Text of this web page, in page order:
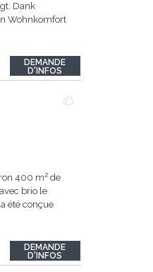
Dank
Wohnkomfort
DEMANDE
D'INFOS
400 m² de
brio le
été conçue
DEMANDE
D'INFOS